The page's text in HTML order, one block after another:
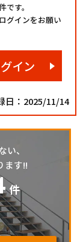
す。
グインをお願い
イン
日：2025/11/14
、
ます!!
件